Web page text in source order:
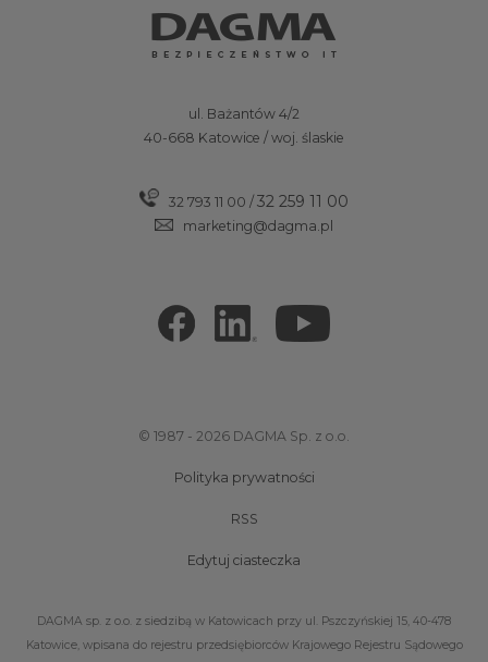
ul. Bażantów 4/2
40-668 Katowice / woj. ślaskie
32 793 11 00 / 32 259 11 00
marketing@dagma.pl
© 1987 - 2026 DAGMA Sp. z o.o.
Polityka prywatności
RSS
Edytuj ciasteczka
DAGMA sp. z o.o. z siedzibą w Katowicach przy ul. Pszczyńskiej 15, 40-478
Katowice, wpisana do rejestru przedsiębiorców Krajowego Rejestru Sądowego